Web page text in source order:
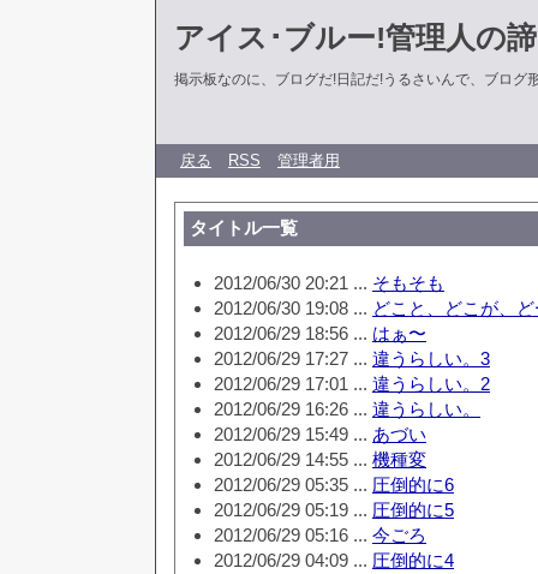
アイス･ブルー!管理人の
掲示板なのに、ブログだ!日記だ!うるさいんで、ブログ
戻る RSS 管理者用
タイトル一覧
2012/06/30 20:21 ... そもそも
2012/06/30 19:08 ... どこと、どこが、
2012/06/29 18:56 ... はぁ〜
2012/06/29 17:27 ... 違うらしい。3
2012/06/29 17:01 ... 違うらしい。2
2012/06/29 16:26 ... 違うらしい。
2012/06/29 15:49 ... あづい
2012/06/29 14:55 ... 機種変
2012/06/29 05:35 ... 圧倒的に6
2012/06/29 05:19 ... 圧倒的に5
2012/06/29 05:16 ... 今ごろ
2012/06/29 04:09 ... 圧倒的に4